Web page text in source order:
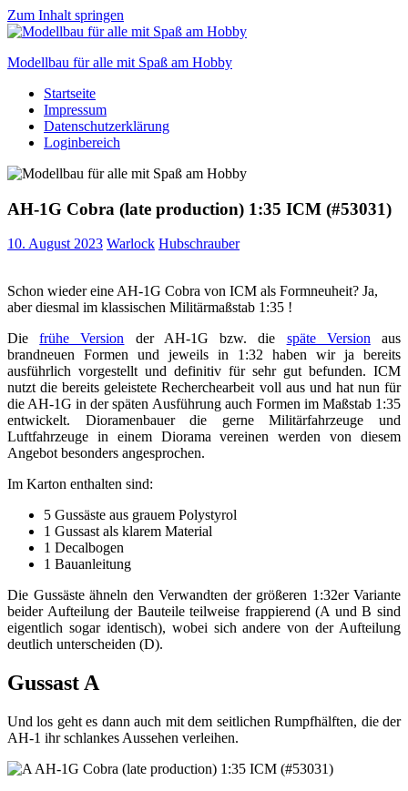
Zum Inhalt springen
Modellbau für alle mit Spaß am Hobby
Scale
modelling
to
Startseite
Impressum
Datenschutzerklärung
Loginbereich
AH-1G Cobra (late production) 1:35 ICM (#53031)
10. August 2023 Warlock Hubschrauber
Schon wieder eine AH-1G Cobra von ICM als Formneuheit? Ja,
aber diesmal im klassischen Militärmaßstab 1:35 !
Diefrühe Version der AH-1G bzw. die späte Versionaus
brandneuen Formen und jeweils in 1:32 haben wir ja bereits
ausführlich vorgestellt und definitiv für sehr gut befunden. ICM
nutzt die bereits geleistete Recherchearbeit voll aus und hat nun für
die AH-1G in der späten Ausführung auch Formen im Maßstab 1:35
entwickelt. Dioramenbauer die gerne Militärfahrzeuge und
Luftfahrzeuge in einem Diorama vereinen werden von diesem
Angebot besonders angesprochen.
Im Karton enthalten sind:
5 Gussäste aus grauem Polystyrol
1 Gussast als klarem Material
1 Decalbogen
1 Bauanleitung
Die Gussäste ähneln den Verwandten der größeren 1:32er Variante
beider Aufteilung der Bauteile teilweise frappierend (A und B sind
eigentlich sogar identisch), wobei sich andere von der Aufteilung
deutlich unterscheiden (D).
Gussast A
Und los geht es dann auch mit dem seitlichen Rumpfhälften, die der
AH-1 ihr schlankes Aussehen verleihen.